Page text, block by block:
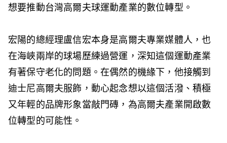
想要推動台灣高爾夫球運動產業的數位轉型。
宏陽的總經理盧信宏本身是高爾夫專業媒體人，也
在海峽兩岸的球場歷練過營運，深知這個運動產業
有著保守老化的問題。在偶然的機緣下，他接觸到
迪士尼高爾夫服飾，動心起念想以這個活潑、積極
又年輕的品牌形象當敲門磚，為高爾夫產業開啟數
位轉型的可能性。